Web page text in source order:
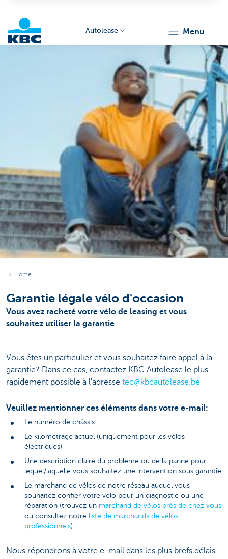
Autolease menu
Home
Garantie légale vélo d'occasion
Vous avez racheté votre vélo de leasing et vous
souhaitez utiliser la garantie
Vous êtes un particulier et vous souhaitez faire appel à la
garantie? Dans ce cas, contactez KBC Autolease le plus
rapidement possible à l'adresse tec@kbcautolease.be
Veuillez mentionner ces éléments dans votre e-mail:
Le numéro de châssis
Le kilométrage actuel (uniquement pour les vélos
électriques)
Une description claire du problème ou de la panne pour
lequel/laquelle vous souhaitez une intervention sous garantie
Le marchand de vélos de notre réseau auquel vous
souhaitez confier votre vélo pour un diagnostic ou une
réparation (trouvez un marchand de vélos près de chez vous
ou consultez notre liste de marchands de vélos
professionnels)
Nous répondrons à votre e-mail dans les plus brefs délais